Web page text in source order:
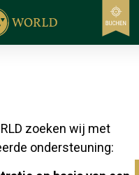
zoeken wij met
ondersteuning: